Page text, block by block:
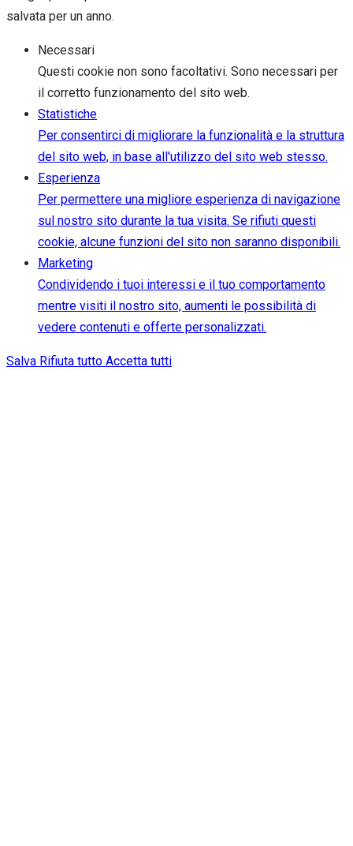
salvata per un anno.
Necessari
Questi cookie non sono facoltativi. Sono necessari per
il corretto funzionamento del sito web.
Statistiche
Per consentirci di migliorare la funzionalità e la struttura
del sito web, in base all'utilizzo del sito web stesso.
Esperienza
Per permettere una migliore esperienza di navigazione
sul nostro sito durante la tua visita. Se rifiuti questi
cookie, alcune funzioni del sito non saranno disponibili.
Marketing
Condividendo i tuoi interessi e il tuo comportamento
mentre visiti il nostro sito, aumenti le possibilità di
vedere contenuti e offerte personalizzati.
Salva Rifiuta tutto Accetta tutti